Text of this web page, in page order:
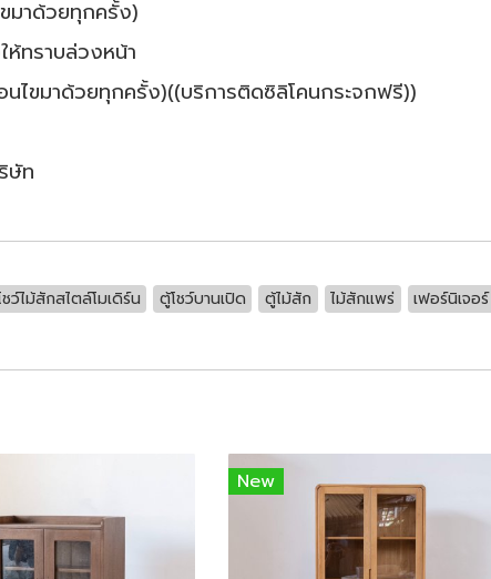
มาด้วยทุกครั้ง)
ห้ทราบล่วงหน้า
ไขมาด้วยทุกครั้ง)((บริการติดซิลิโคนกระจกฟรี))
ษัท
ว์ไม้สักสไตล์โมเดิร์น ตู้โชว์บานเปิด ตู้ไม้สัก ไม้สักแพร่ เฟอร์นิเจอร์
New